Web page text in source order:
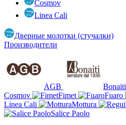
Cosmov
Linea Cali
Дверные молотки (стучалки)
Производители
AGB Bonaiti
Cosmov
Fimet Fuaro
Linea Cali
Mottura
Salice Paolo